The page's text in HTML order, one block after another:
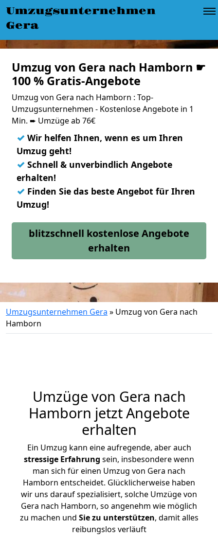
Umzugsunternehmen
Gera
Umzug von Gera nach Hamborn ☛
100 % Gratis-Angebote
Umzug von Gera nach Hamborn : Top-
Umzugsunternehmen - Kostenlose Angebote in 1
Min. ➨ Umzüge ab 76€
✓ Wir helfen Ihnen, wenn es um Ihren
Umzug geht!
✓ Schnell & unverbindlich Angebote
erhalten!
✓ Finden Sie das beste Angebot für Ihren
Umzug!
blitzschnell kostenlose Angebote
erhalten
Umzugsunternehmen Gera » Umzug von Gera nach
Hamborn
Umzüge von Gera nach
Hamborn jetzt Angebote
erhalten
Ein Umzug kann eine aufregende, aber auch
stressige Erfahrung sein, insbesondere wenn
man sich für einen Umzug von Gera nach
Hamborn entscheidet. Glücklicherweise haben
wir uns darauf spezialisiert, solche Umzüge von
Gera nach Hamborn, so angenehm wie möglich
zu machen und Sie zu unterstützen, damit alles
reibungslos verläuft